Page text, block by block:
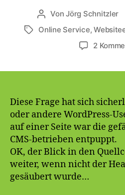
Beitragsautor
VonJörg Schnitzler
Schlagwörter
Online Service,
2
Diese Frage hat sich
oder andere WordPress-
auf einer Seite war die
CMS-betrieben entpuppt.
OK, der Blick in den
weiter, wenn nicht der
gesäubert wurde…